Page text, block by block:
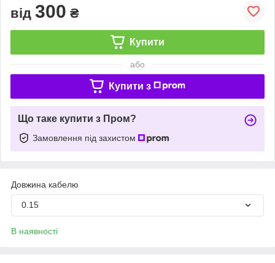
від 300 ₴
Купити
або
Купити з
Що таке купити з Пром?
Замовлення під захистом
Довжина кабелю
0.15
В наявності